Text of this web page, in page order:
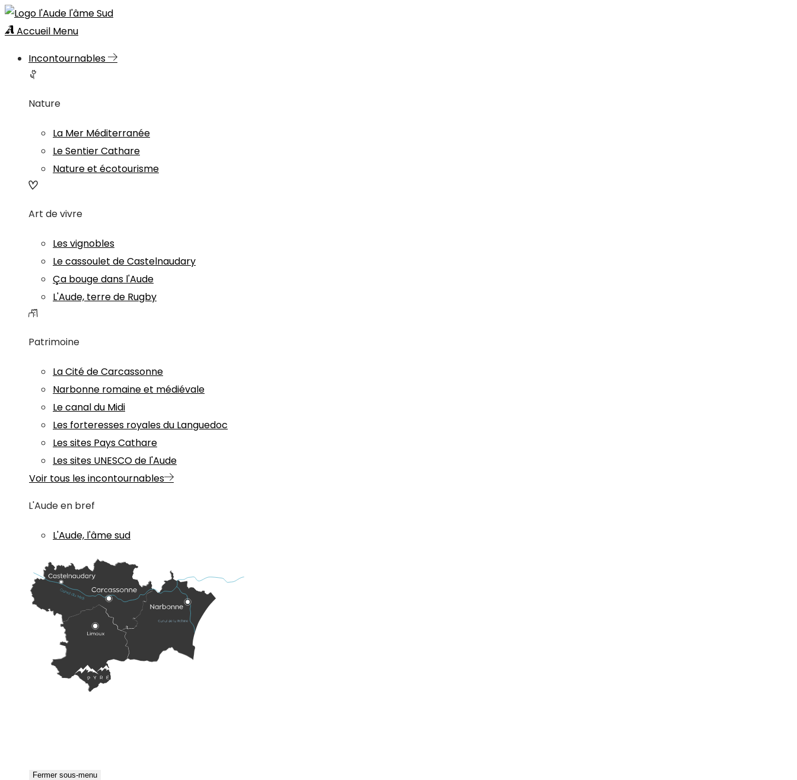
Accueil Menu
Incontournables
Nature
La Mer Méditerranée
Le Sentier Cathare
Nature et écotourisme
Art de vivre
Les vignobles
Le cassoulet de Castelnaudary
Ça bouge dans l'Aude
L'Aude, terre de Rugby
Patrimoine
La Cité de Carcassonne
Narbonne romaine et médiévale
Le canal du Midi
Les forteresses royales du Languedoc
Les sites Pays Cathare
Les sites UNESCO de l'Aude
Voir tous les incontournables
L'Aude en bref
L'Aude, l'âme sud
Fermer sous-menu